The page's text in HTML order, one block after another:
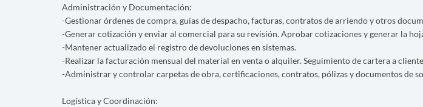
Administración y Documentación:
-Gestionar órdenes de compra, guías de despacho, facturas, contratos de arriendo y otros
-Generar cotización y enviar al comercial para su revisión. Aprobar cotizaciones y generar la
-Mantener actualizado el registro de devoluciones en sistemas.
-Realizar la facturación mensual del material en venta o alquiler. Seguimiento de cartera a
-Administrar y controlar carpetas de obra, certificaciones, contratos, pólizas y documentos de
Logística y Coordinación: